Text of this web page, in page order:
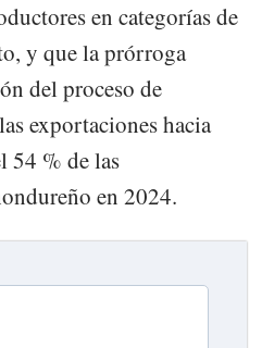
en categorías de
y que la prórroga
del proceso de
exportaciones hacia
54 % de las
en 2024.